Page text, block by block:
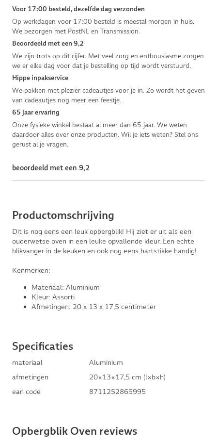
Voor 17:00 besteld, dezelfde dag verzonden
Op werkdagen voor 17:00 besteld is meestal morgen in huis.
We bezorgen met PostNL en Transmission.
Beoordeeld met een 9,2
We zijn trots op dit cijfer. Met veel zorg en enthousiasme zorgen
we er elke dag voor dat je bestelling op tijd wordt verstuurd.
Hippe inpakservice
We pakken met plezier cadeautjes voor je in. Zo wordt het geven
van cadeautjes nog meer een feestje.
65 jaar ervaring
Onze fysieke winkel bestaat al meer dan 65 jaar. We weten
daardoor alles over onze producten. Wil je iets weten? Stel ons
gerust al je vragen.
beoordeeld met een 9,2
Productomschrijving
Dit is nog eens een leuk opbergblik! Hij ziet er uit als een
ouderwetse oven in een leuke opvallende kleur. Een echte
blikvanger in de keuken en ook nog eens hartstikke handig!
Kenmerken:
Materiaal: Aluminium
Kleur: Assorti
Afmetingen: 20 x 13 x 17,5 centimeter
Specificaties
materiaal
Aluminium
afmetingen
20×13×17,5 cm (l×b×h)
ean code
8711252869995
Opbergblik Oven reviews